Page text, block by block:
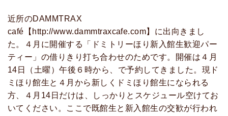
近所のDAMMTRAX
café【http://www.dammtraxcafe.com】に出向きまし
た。４月に開催する「ドミトリーほり新入館生歓迎パー
ティー」の借りきり打ち合わせのためです。開催は４月
14日（土曜）午後６時から、で予約してきました。現ド
ミほり館生と４月から新しくドミほり館生になられる
方、４月14日だけは、しっかりとスケジュール空けてお
いてください。ここで既館生と新入館生の交歓が行われ